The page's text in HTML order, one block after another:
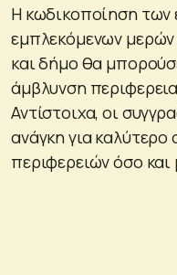
Η κωδικοποίηση των
εμπλεκόμενων
και δήμο θα
άμβλυνση
Αντίστοιχα, οι
ανάγκη για
περιφερειών όσο